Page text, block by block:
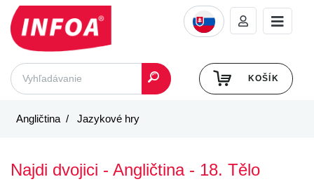
KOŠÍK
Angličtina Jazykové hry
Najdi dvojici - Angličtina - 18. Tělo